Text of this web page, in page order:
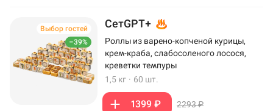
–39%
Выбор гостей СетGPT+
Роллы из варено-копченой курицы,
крем-краба, слабосоленого лосося,
креветки темпуры
1,5 кг · 60 шт.
1399 ₽ 2293 ₽